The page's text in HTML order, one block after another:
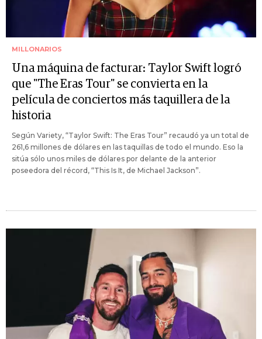
MILLONARIOS
Una máquina de facturar: Taylor Swift logró
que "The Eras Tour" se convierta en la
película de conciertos más taquillera de la
historia
Según Variety, “Taylor Swift: The Eras Tour” recaudó ya un total de
261,6 millones de dólares en las taquillas de todo el mundo. Eso la
sitúa sólo unos miles de dólares por delante de la anterior
poseedora del récord, “This Is It, de Michael Jackson”.